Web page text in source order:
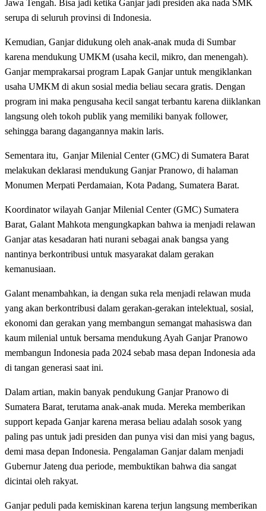
Jawa Tengah. Bisa jadi ketika Ganjar jadi presiden aka nada SMK
serupa di seluruh provinsi di Indonesia.
Kemudian, Ganjar didukung oleh anak-anak muda di Sumbar
karena mendukung UMKM (usaha kecil, mikro, dan menengah).
Ganjar memprakarsai program Lapak Ganjar untuk mengiklankan
usaha UMKM di akun sosial media beliau secara gratis. Dengan
program ini maka pengusaha kecil sangat terbantu karena diiklankan
langsung oleh tokoh publik yang memiliki banyak follower,
sehingga barang dagangannya makin laris.
Sementara itu, Ganjar Milenial Center (GMC) di Sumatera Barat
melakukan deklarasi mendukung Ganjar Pranowo, di halaman
Monumen Merpati Perdamaian, Kota Padang, Sumatera Barat.
Koordinator wilayah Ganjar Milenial Center (GMC) Sumatera
Barat, Galant Mahkota mengungkapkan bahwa ia menjadi relawan
Ganjar atas kesadaran hati nurani sebagai anak bangsa yang
nantinya berkontribusi untuk masyarakat dalam gerakan
kemanusiaan.
Galant menambahkan, ia dengan suka rela menjadi relawan muda
yang akan berkontribusi dalam gerakan-gerakan intelektual, sosial,
ekonomi dan gerakan yang membangun semangat mahasiswa dan
kaum milenial untuk bersama mendukung Ayah Ganjar Pranowo
membangun Indonesia pada 2024 sebab masa depan Indonesia ada
di tangan generasi saat ini.
Dalam artian, makin banyak pendukung Ganjar Pranowo di
Sumatera Barat, terutama anak-anak muda. Mereka memberikan
support kepada Ganjar karena merasa beliau adalah sosok yang
paling pas untuk jadi presiden dan punya visi dan misi yang bagus,
demi masa depan Indonesia. Pengalaman Ganjar dalam menjadi
Gubernur Jateng dua periode, membuktikan bahwa dia sangat
dicintai oleh rakyat.
Ganjar peduli pada kemiskinan karena terjun langsung memberikan